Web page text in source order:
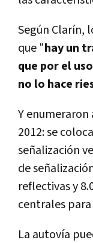
Según Clarín,
que "hay un
que por el
no lo hace
Y enumeraron
2012: se
señalización
de
reflectivas y
centrales
La autovía